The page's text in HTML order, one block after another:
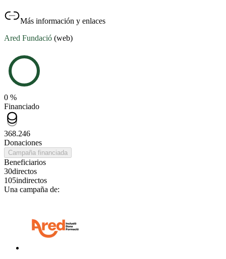
Más información y enlaces
Ared Fundació (web)
0 %
Financiado
368.246
Donaciones
Campaña financiada
Beneficiarios
30directos
105indirectos
Una campaña de: